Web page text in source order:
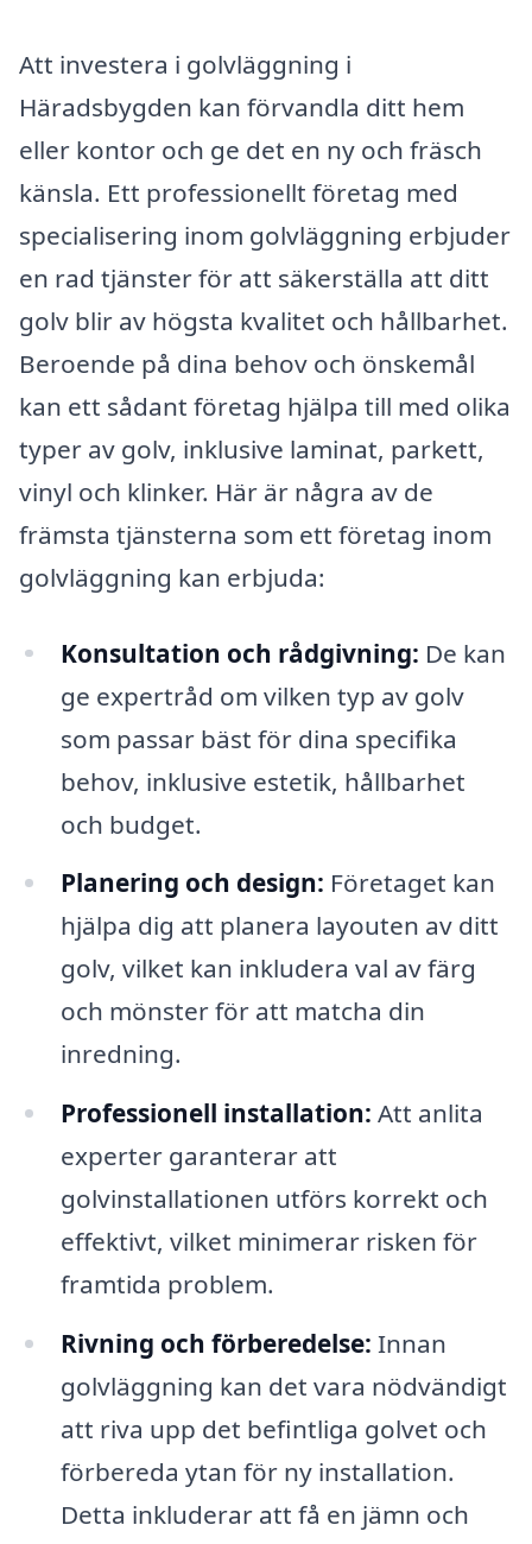
Att investera i golvläggning i
Häradsbygden kan förvandla ditt hem
eller kontor och ge det en ny och fräsch
känsla. Ett professionellt företag med
specialisering inom golvläggning erbjuder
en rad tjänster för att säkerställa att ditt
golv blir av högsta kvalitet och hållbarhet.
Beroende på dina behov och önskemål
kan ett sådant företag hjälpa till med olika
typer av golv, inklusive laminat, parkett,
vinyl och klinker. Här är några av de
främsta tjänsterna som ett företag inom
golvläggning kan erbjuda:
Konsultation och rådgivning: De kan
ge expertråd om vilken typ av golv
som passar bäst för dina specifika
behov, inklusive estetik, hållbarhet
och budget.
Planering och design: Företaget kan
hjälpa dig att planera layouten av ditt
golv, vilket kan inkludera val av färg
och mönster för att matcha din
inredning.
Professionell installation: Att anlita
experter garanterar att
golvinstallationen utförs korrekt och
effektivt, vilket minimerar risken för
framtida problem.
Rivning och förberedelse: Innan
golvläggning kan det vara nödvändigt
att riva upp det befintliga golvet och
förbereda ytan för ny installation.
Detta inkluderar att få en jämn och